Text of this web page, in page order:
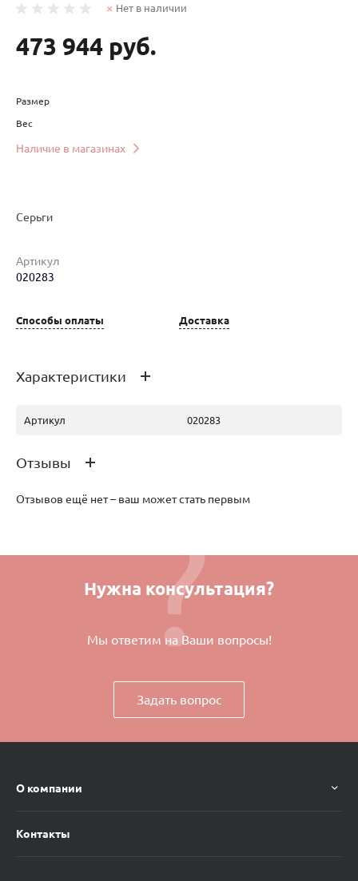
Нет в наличии
473 944 руб.
Размер
Вес
Наличие в магазинах
Наименование товара
Серьги
Артикул
020283
Способы оплаты Доставка
Характеристики
Артикул 020283
Отзывы
Отзывов ещё нет – ваш может стать первым
Нужна консультация?
Мы ответим на Ваши вопросы!
Задать вопрос
О компании
Контакты